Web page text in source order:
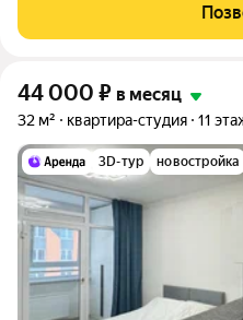
утепленной лоджии в
ДОМ.РФ. Разрешено
44 000 ₽ в месяц
32 м² квартира-студия 11
3D-тур новостройка